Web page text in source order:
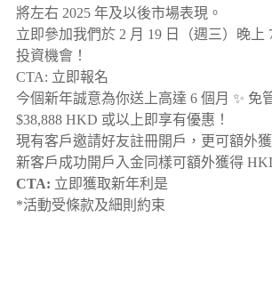
將左右 2025 年及以後市場表現。
立即參加我們於 2 月 19 日（週三）晚上
投資機會！
CTA: 立即報名
今個新年誠意為你送上高達 6 個月 ✨ 免
$38,888 HKD 或以上即‌‌享有優惠！
現有客戶邀請好友註冊開戶，更可額外
新客戶成功開戶入金同樣可額外獲得
CTA: 立即獲取新年利是
*活動受條款及細則約束